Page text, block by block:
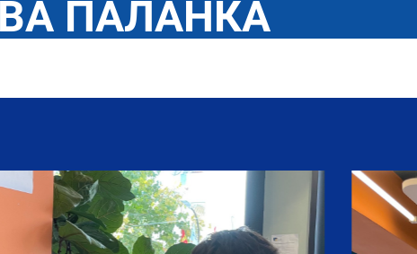
ПАЛАНКА